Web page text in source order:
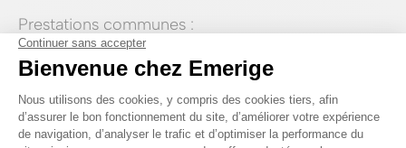
Prestations communes :
Hauteur sous plafond généreuse, jusqu'à 2,80 m
Menuiseries extérieures en aluminium ou bois / aluminium
Volets roulants électriques